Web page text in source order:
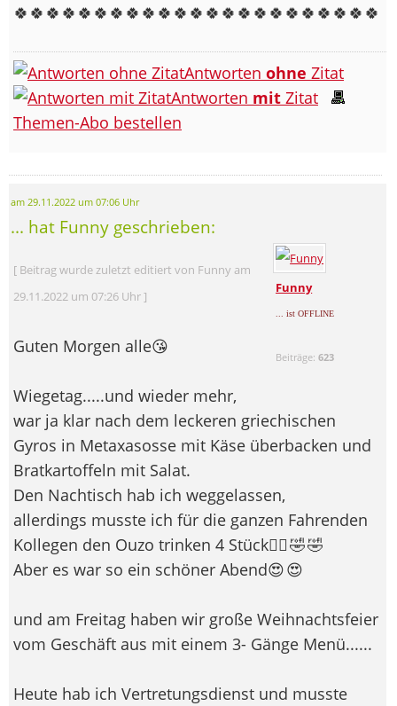
🍀🍀🍀🍀🍀🍀🍀🍀🍀🍀🍀🍀🍀🍀🍀🍀🍀🍀🍀🍀🍀🍀🍀
Antworten ohne Zitat
Antworten mit Zitat
Themen-Abo bestellen
am 29.11.2022 um 07:06 Uhr
... hat Funny geschrieben:
Funny
... ist OFFLINE
Beiträge:623
[ Beitrag wurde zuletzt editiert von Funny am
29.11.2022 um 07:26 Uhr ]
Guten Morgen alle😘
Wiegetag.....und wieder mehr,
war ja klar nach dem leckeren griechischen
Gyros in Metaxasosse mit Käse überbacken und
Bratkartoffeln mit Salat.
Den Nachtisch hab ich weggelassen,
allerdings musste ich für die ganzen Fahrenden
Kollegen den Ouzo trinken 4 Stück😵‍💫 🤣 🤣
Aber es war so ein schöner Abend😍 😍
und am Freitag haben wir große Weihnachtsfeier
vom Geschäft aus mit einem 3- Gänge Menü......
Heute hab ich Vertretungsdienst und musste